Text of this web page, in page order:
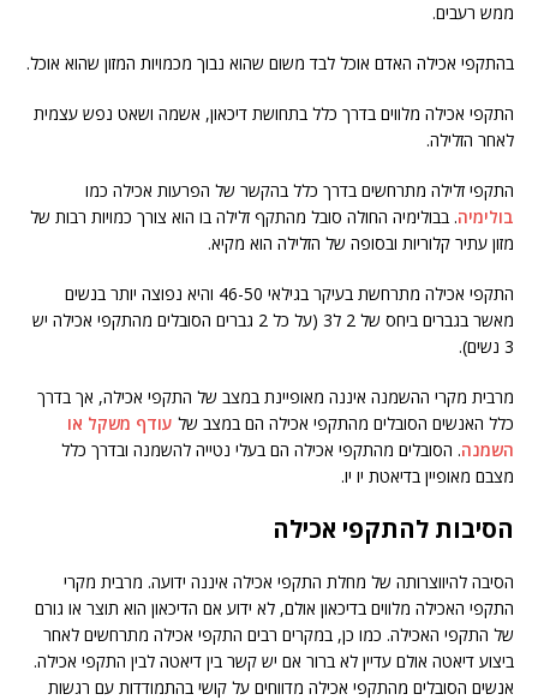
ממש רעבים.
בהתקפי אכילה האדם אוכל לבד משום שהוא נבוך מכמויות המזון שהוא אוכל.
התקפי אכילה מלווים בדרך כלל בתחושת דיכאון, אשמה ושאט נפש עצמית
לאחר הזלילה.
התקפי זלילה מתרחשים בדרך כלל בהקשר של הפרעות אכילה כמו
בולימיה. בבולימיה החולה סובל מהתקף זלילה בו הוא צורך כמויות רבות של
מזון עתיר קלוריות ובסופה של הזלילה הוא מקיא.
התקפי אכילה מתרחשת בעיקר בגילאי 46-50 והיא נפוצה יותר בנשים
מאשר בגברים ביחס של 2 ל3 (על כל 2 גברים הסובלים מהתקפי אכילה יש
3 נשים).
מרבית מקרי ההשמנה איננה מאופיינת במצב של התקפי אכילה, אך בדרך
כלל האנשים הסובלים מהתקפי אכילה הם במצב של עודף משקל או
השמנה. הסובלים מהתקפי אכילה הם בעלי נטייה להשמנה ובדרך כלל
מצבם מאופיין בדיאטת יו יו.
הסיבות להתקפי אכילה
הסיבה להיווצרותה של מחלת התקפי אכילה איננה ידועה. מרבית מקרי
התקפי האכילה מלווים בדיכאון אולם, לא ידוע אם הדיכאון הוא תוצר או גורם
של התקפי האכילה. כמו כן, במקרים רבים התקפי אכילה מתרחשים לאחר
ביצוע דיאטה אולם עדיין לא ברור אם יש קשר בין דיאטה לבין התקפי אכילה.
אנשים הסובלים מהתקפי אכילה מדווחים על קושי בהתמודדות עם רגשות